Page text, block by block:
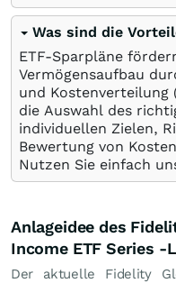
Was sind die
ETF-Sparpläne
Vermögensaufbau
und Kostenverteilung
die Auswahl des
individuellen Zielen,
Bewertung von
Nutzen Sie einfach
Anlageidee des
Income ETF Series -
Der aktuelle Fidelity